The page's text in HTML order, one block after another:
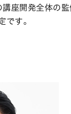
座開発全体の監
す。